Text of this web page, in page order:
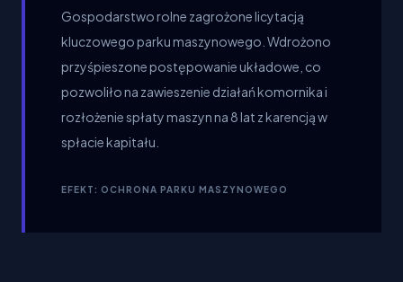
Gospodarstwo rolne zagrożone licytacją
kluczowego parku maszynowego. Wdrożono
przyśpieszone postępowanie układowe, co
pozwoliło na zawieszenie działań komornika i
rozłożenie spłaty maszyn na 8 lat z karencją w
spłacie kapitału.
EFEKT: OCHRONA PARKU MASZYNOWEGO